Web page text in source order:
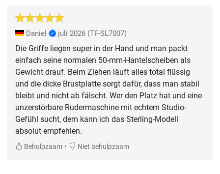
Daniel juli 2026 (TF-SL7007)
Die Griffe liegen super in der Hand und man packt
einfach seine normalen 50-mm-Hantelscheiben als
Gewicht drauf. Beim Ziehen läuft alles total flüssig
und die dicke Brustplatte sorgt dafür, dass man stabil
bleibt und nicht ab fälscht. Wer den Platz hat und eine
unzerstörbare Rudermaschine mit echtem Studio-
Gefühl sucht, dem kann ich das Sterling-Modell
absolut empfehlen.
Behulpzaam • Niet behulpzaam